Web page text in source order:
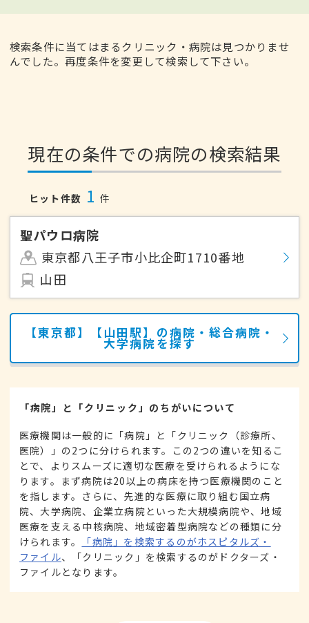
検索条件に当てはまるクリニック・病院は見つかりませ
んでした。再度条件を変更して検索して下さい。
現在の条件での病院の検索結果
ヒット件数 1 件
聖パウロ病院
東京都八王子市小比企町1710番地
山田
【東京都】【山田駅】の病院・総合病院・
大学病院を探す
「病院」と「クリニック」のちがいについて
医療機関は一般的に「病院」と「クリニック（診療所、
医院）」の2つに分けられます。この2つの違いを知るこ
とで、よりスムーズに適切な医療を受けられるようにな
ります。まず病院は20以上の病床を持つ医療機関のこと
を指します。さらに、先進的な医療に取り組む国立病
院、大学病院、企業立病院といった大規模病院や、地域
医療を支える中核病院、地域密着型病院などの種類に分
けられます。
「病院」を検索するのがホスピタルズ・
ファイル、「クリニック」を検索するのがドクターズ・
ファイルとなります。